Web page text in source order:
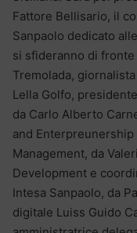
Fattore Bellisario, il
Sanpaolo dedicato
si sfideranno di fronte
Tremolada,
Lella Golfo,
da Carlo Alberto
and
Management, da
Development e
Intesa Sanpaolo, da
digitale Luiss Guido